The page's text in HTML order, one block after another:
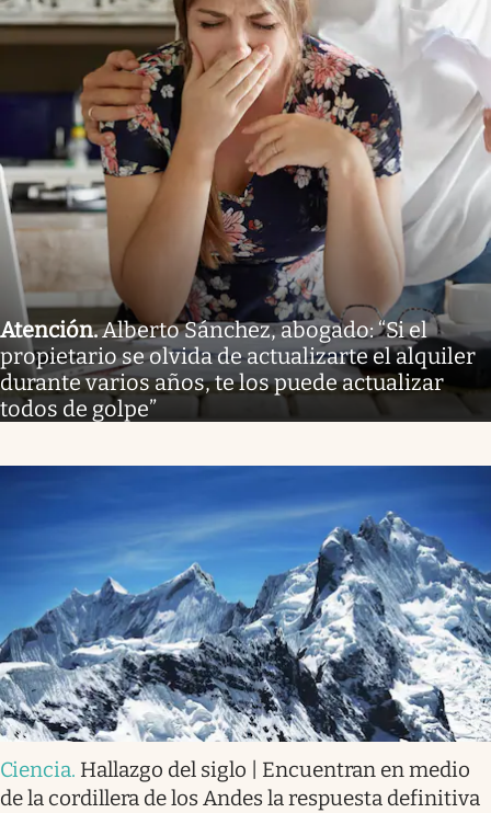
Atención.Alberto Sánchez, abogado: “Si el
propietario se olvida de actualizarte el alquiler
durante varios años, te los puede actualizar
todos de golpe”
Ciencia. Hallazgo del siglo | Encuentran en medio
de la cordillera de los Andes la respuesta definitiva